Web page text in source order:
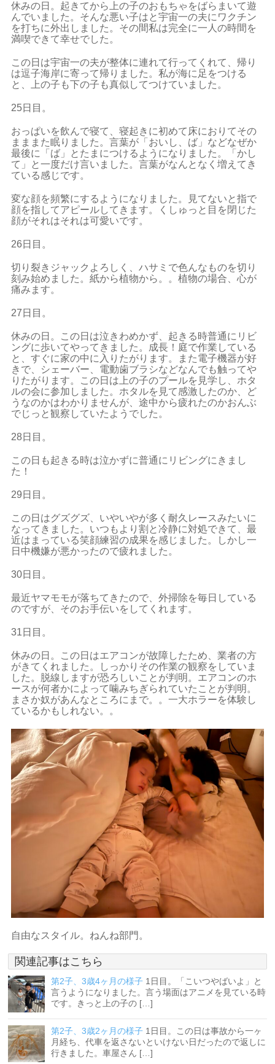
休みの日。起きてから上の子のおもちゃをばらまいて遊
んでいました。そんな悪い子はと宇宙一の夫にワクチン
を打ちに外出しました。その間私は完全に一人の時間を
満喫できて幸せでした。
この日は宇宙一の夫が整体に連れて行ってくれて、帰り
は逗子海岸に寄って帰りました。私が海に足をつける
と、上の子も下の子も真似してつけていました。
25日目。
おっぱいを飲んで寝て、寝起きに初めて床におりてその
まままた眠りました。言葉が「おいし、ば」などなぜか
最後に「ば」とたまにつけるようになりました。「かし
て」と一度だけ言いました。言葉がなんとなく増えてき
ている感じです。
変な顔を頻繁にするようになりました。見てないと指で
顔を指してアピールしてきます。くしゅっと目を閉じた
顔がそれはそれは可愛いです。
26日目。
切り裂きジャックよろしく、ハサミで色んなものを切り
刻み始めました。紙から植物から。。植物の場合、心が
痛みます。
27日目。
休みの日。この日は泣きわめかず、起きる時普通にリビ
ングに歩いてやってきました。成長！庭で作業している
と、すぐに家の中に入りたがります。また電子機器が好
きで、シェーバー、電動歯ブラシなどなんでも触ってや
りたがります。この日は上の子のプールを見学し、ホタ
ルの会に参加しました。ホタルを見て感激したのか、ど
うなのかはわかりませんが、途中から疲れたのかおんぶ
でじっと観察していたようでした。
28日目。
この日も起きる時は泣かずに普通にリビングにきまし
た！
29日目。
この日はグズグズ、いやいやが多く耐久レースみたいに
なってきました。いつもより割と冷静に対処できて、最
近はまっている笑顔練習の成果を感じました。しかし一
日中機嫌が悪かったので疲れました。
30日目。
最近ヤマモモが落ちてきたので、外掃除を毎日している
のですが、そのお手伝いをしてくれます。
31日目。
休みの日。この日はエアコンが故障したため、業者の方
がきてくれました。しっかりその作業の観察をしていま
した。脱線しますが恐ろしいことが判明。エアコンのホ
ースが何者かによって噛みちぎられていたことが判明。
まさか奴があんなところにまで。。一大ホラーを体験し
ているかもしれない。。
自由なスタイル。ねんね部門。
関連記事はこちら
第2子、3歳4ヶ月の様子 1日目。「こいつやばいよ」と
言うようになりました。言う場面はアニメを見ている時
です。きっと上の子の […]
第2子、3歳2ヶ月の様子 1日目。この日は事故から一ヶ
月経ち、代車を返さないといけない日だったので返しに
行きました。車屋さん […]